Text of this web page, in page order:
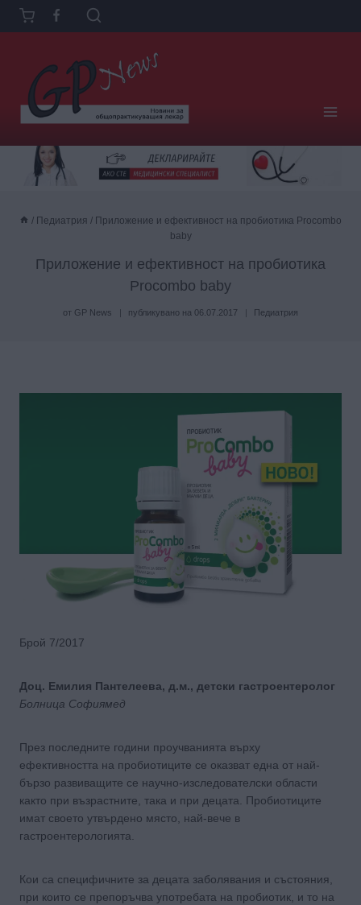
Към
съдържанието
/ Педиатрия / Приложение и ефективност на пробиотика Procombo
baby
Приложение и ефективност на пробиотика
Procombo baby
от GP News публикувано на 06.07.2017 Педиатрия
Брой 7/2017
Доц. Емилия Пантелеева, д.м., детски гастроентеролог
Болница Софиямед
През последните години проучванията върху
ефективността на пробиотиците се оказват една от най-
бързо развиващите се научно-изследователски области
както при възрастните, така и при децата. Пробиотиците
имат своето утвърдено място, най-вече в
гастроентерологията.
Кои са специфичните за децата заболявания и състояния,
при които се препоръчва употребата на пробиотик, и то на